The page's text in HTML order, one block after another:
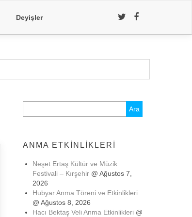
Deyişler
ANMA ETKINLIKLERI
Neşet Ertaş Kültür ve Müzik
Festivali – Kırşehir@ Ağustos 7,
2026
Hubyar Anma Töreni ve Etkinlikleri
@ Ağustos 8, 2026
Hacı Bektaş Veli Anma Etkinlikleri @